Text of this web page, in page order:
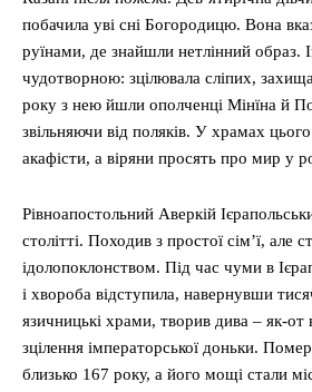
побачила уві сні Богородицю. Вона
руїнами, де знайшли нетлінний образ.
чудотворною: зцілювала сліпих,
року з нею йшли ополченці Мінїна й
звільняючи від поляків. У храмах
акафісти, а віряни просять про мир у
Рівноапостольний Аверкій
столітті. Походив з простої сім’ї, але
ідолопоклонством. Під час чуми в
і хвороба відступила, навернувши
язичницькі храми, творив дива – як-от
зцілення імператорської доньки.
близько 167 року, а його мощі стали